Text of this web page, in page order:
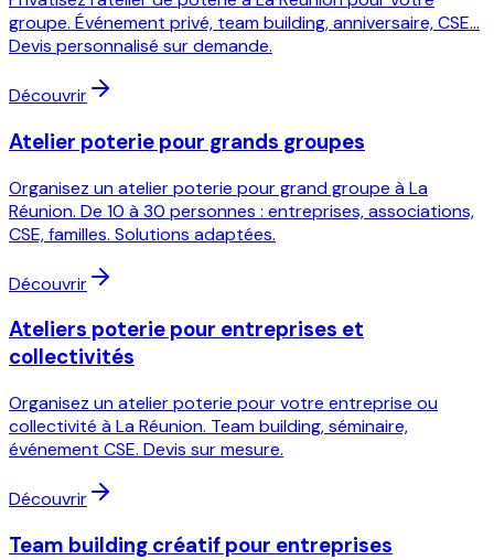
groupe. Événement privé, team building, anniversaire, CSE...
Devis personnalisé sur demande.
Découvrir
Atelier poterie pour grands groupes
Organisez un atelier poterie pour grand groupe à La
Réunion. De 10 à 30 personnes : entreprises, associations,
CSE, familles. Solutions adaptées.
Découvrir
Ateliers poterie pour entreprises et
collectivités
Organisez un atelier poterie pour votre entreprise ou
collectivité à La Réunion. Team building, séminaire,
événement CSE. Devis sur mesure.
Découvrir
Team building créatif pour entreprises